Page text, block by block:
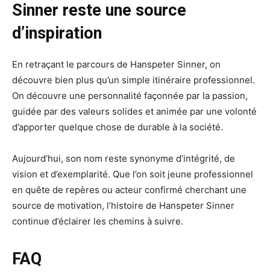
Sinner reste une source
d’inspiration
En retraçant le parcours de Hanspeter Sinner, on
découvre bien plus qu’un simple itinéraire professionnel.
On découvre une personnalité façonnée par la passion,
guidée par des valeurs solides et animée par une volonté
d’apporter quelque chose de durable à la société.
Aujourd’hui, son nom reste synonyme d’intégrité, de
vision et d’exemplarité. Que l’on soit jeune professionnel
en quête de repères ou acteur confirmé cherchant une
source de motivation, l’histoire de Hanspeter Sinner
continue d’éclairer les chemins à suivre.
FAQ